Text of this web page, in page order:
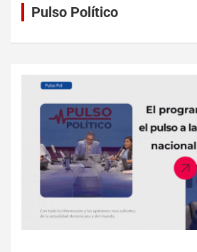
Pulso Político